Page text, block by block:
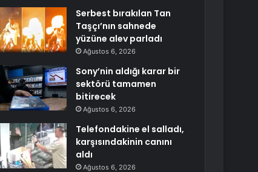
Serbest bırakılan Tan
Taşçı’nın sahnede
yüzüne alev parladı
Ağustos 6, 2026
Sony’nin aldığı karar bir
sektörü tamamen
bitirecek
Ağustos 6, 2026
Telefondakine el salladı,
karşısındakinin canını
aldı
Ağustos 6, 2026